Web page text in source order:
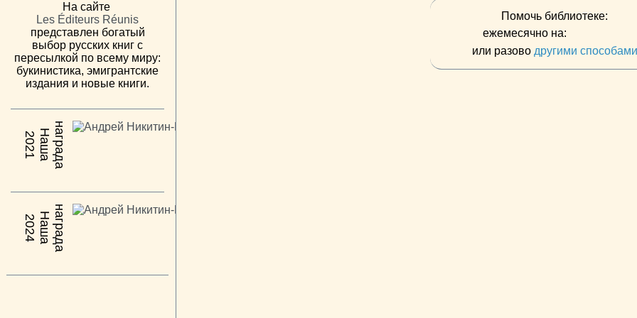
На сайте
Les Éditeurs Réunis
представлен богатый
выбор русских книг с
пересылкой по всему миру:
букинистика, эмигрантские
издания и новые книги.
2021 Н
а
ш
ан
а
г
р
а
да
2024 Н
а
ш
ан
а
г
р
а
да
Помочь библиотеке:
ежемесячно на:
или разово другими способами